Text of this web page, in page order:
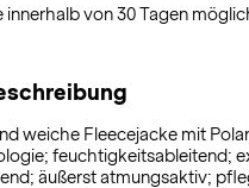
innerhalb von 30 Tagen
weiche Fleecejacke mit
feuchtigkeitsableitend;
äußerst atmungsaktiv;